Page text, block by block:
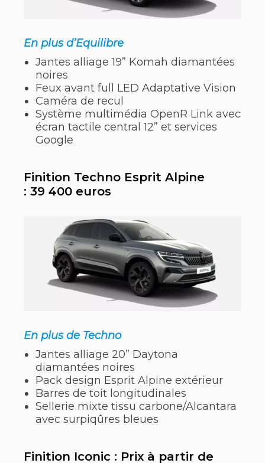
En plus d’Equilibre
Jantes alliage 19” Komah diamantées
noires
Feux avant full LED Adaptative Vision
Caméra de recul
Système multimédia OpenR Link avec
écran tactile central 12” et services
Google
Finition Techno Esprit Alpine
: 39 400 euros
En plus de Techno
Jantes alliage 20” Daytona
diamantées noires
Pack design Esprit Alpine extérieur
Barres de toit longitudinales
Sellerie mixte tissu carbone/Alcantara
avec surpiqûres bleues
Finition Iconic : Prix à partir de